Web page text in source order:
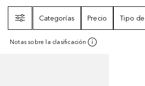
Categorías
Precio Tipo
Notas sobre la clasificación